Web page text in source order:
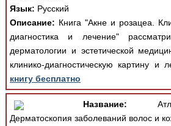
Язык: Русский
Описание: Книга "Акне и розацеа.
диагностика и лечение"
дерматологии и эстетической
клинико-диагностическую картину и
книгу бесплатно
Название:
Дерматоскопия заболеваний волос и